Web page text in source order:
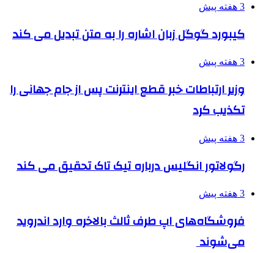
3 هفته پیش
کیبورد گوگل زبان اشاره را به متن تبدیل می کند
3 هفته پیش
وزیر ارتباطات خبر قطع اینترنت پس از جام جهانی را
تکذیب کرد
3 هفته پیش
رگولاتور انگلیس درباره تیک تاک تحقیق می کند
3 هفته پیش
فروشگاه‌های اپ طرف ثالث بالاخره وارد اندروید
می‌شوند